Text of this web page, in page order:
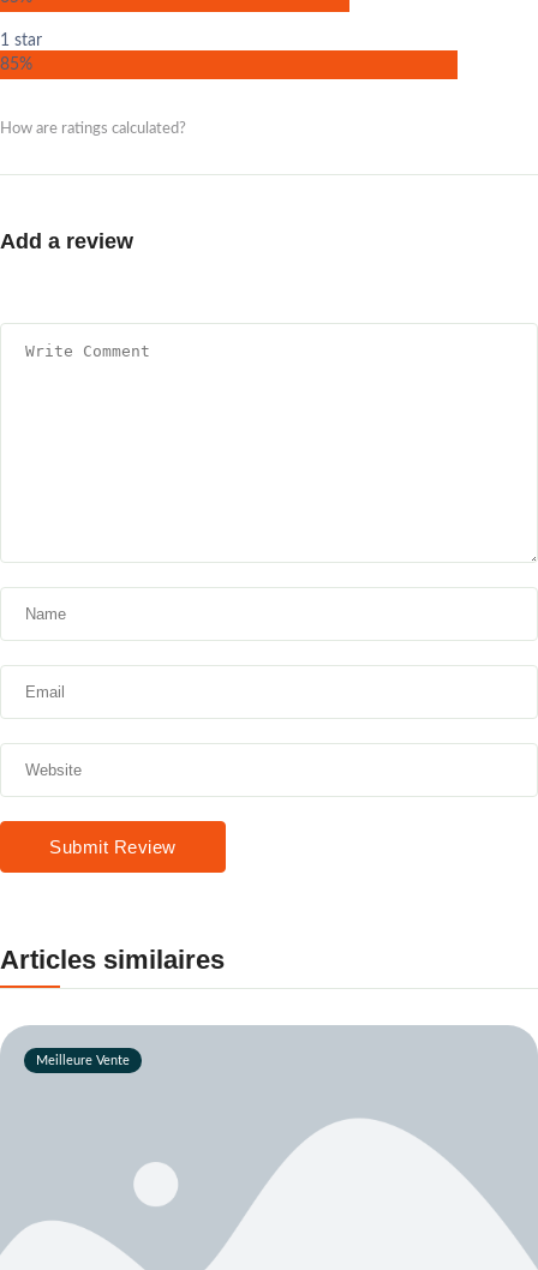
1 star
85%
How are ratings calculated?
Add a review
Submit Review
Articles similaires
Meilleure Vente